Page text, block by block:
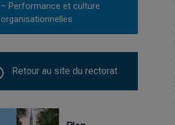
– Performance et culture
organisationnelles
Retour au site du rectorat